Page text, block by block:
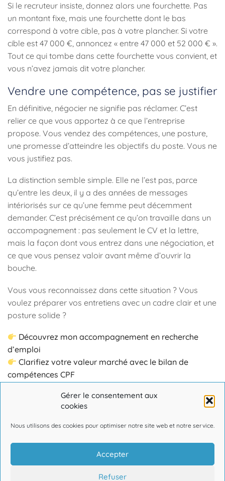
Gérer le consentement aux
cookies
Nous utilisons des cookies pour optimiser notre site web et notre service.
Accepter
Refuser
Si le recruteur insiste, donnez alors une fourchette. Pas
un montant fixe, mais une fourchette dont le bas
correspond à votre cible, pas à votre plancher. Si votre
cible est 47 000 €, annoncez « entre 47 000 et 52 000 € ».
Tout ce qui tombe dans cette fourchette vous convient, et
vous n’avez jamais dit votre plancher.
Vendre une compétence, pas se justifier
En définitive, négocier ne signifie pas réclamer. C’est
relier ce que vous apportez à ce que l’entreprise
propose. Vous vendez des compétences, une posture,
une promesse d’atteindre les objectifs du poste. Vous ne
vous justifiez pas.
La distinction semble simple. Elle ne l’est pas, parce
qu’entre les deux, il y a des années de messages
intériorisés sur ce qu’une femme peut décemment
demander. C’est précisément ce qu’on travaille dans un
accompagnement : pas seulement le CV et la lettre,
mais la façon dont vous entrez dans une négociation, et
ce que vous pensez valoir avant même d’ouvrir la
bouche.
Vous vous reconnaissez dans cette situation ? Vous
voulez préparer vos entretiens avec un cadre clair et une
posture solide ?
Découvrez mon accompagnement en recherche
d’emploi
Clarifiez votre valeur marché avec le bilan de
compétences CPF
→ Prenez rendez-vous ici